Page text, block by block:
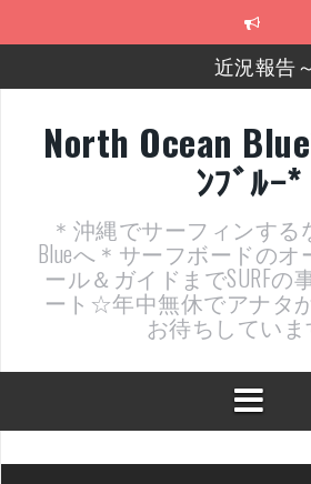
近況報告～
2025年もあざ
近況報告ww
ヤッチマッターー
支部長就任報告と支部予選
North Ocean
ﾝﾌﾞﾙｰ*
＊沖縄でサーフィンする
Blueへ＊サーフボードの
ール＆ガイドまでSURFの
ート☆年中無休でアナタ
お待ちしてい